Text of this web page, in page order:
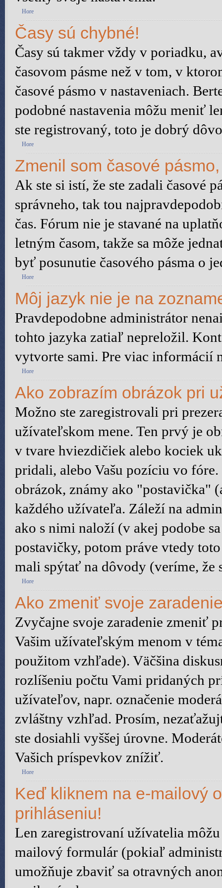
Hore
Časy sú chybné!
Časy sú takmer vždy v poriadku,
časovom pásme než v tom, v
časové pásmo v nastaveniach.
podobné nastavenia môžu meniť
ste registrovaný, toto je dobrý
Hore
Zmenil som časové
Ak ste si istí, že ste zadali časové
správneho, tak tou
čas. Fórum nie je stavané na
letným časom, takže sa môže
byť posunutie časového pásma o
Hore
Môj jazyk nie je na
Pravdepodobne administrátor
tohto jazyka zatiaľ nepreložil.
vytvorte sami. Pre viac informácií
Hore
Ako zobrazím obrázok pri
Možno ste zaregistrovali pri
užívateľskom mene. Ten prvý je
v tvare hviezdičiek alebo kociek
pridali, alebo Vašu pozíciu vo
obrázok, známy ako "postavička"
každého užívateľa. Záleží na
ako s nimi naloží (v akej podobe
postavičky, potom práve vtedy
mali spýtať na dôvody (veríme, že
Hore
Ako zmeniť svoje
Zvyčajne svoje zaradenie zmeniť
Vašim užívateľským menom v
použitom vzhľade). Väčšina
rozlíšeniu počtu Vami pridaných
užívateľov, napr. označenie
zvláštny vzhľad. Prosím,
ste dosiahli vyššej úrovne.
Vašich príspevkov znížiť.
Hore
Keď kliknem na e-mailový
prihláseniu!
Len zaregistrovaní užívatelia
mailový formulár (pokiaľ
umožňuje zbaviť sa otravných